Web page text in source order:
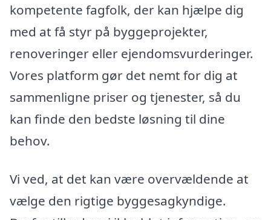
kompetente fagfolk, der kan hjælpe dig
med at få styr på byggeprojekter,
renoveringer eller ejendomsvurderinger.
Vores platform gør det nemt for dig at
sammenligne priser og tjenester, så du
kan finde den bedste løsning til dine
behov.
Vi ved, at det kan være overvældende at
vælge den rigtige byggesagkyndige.